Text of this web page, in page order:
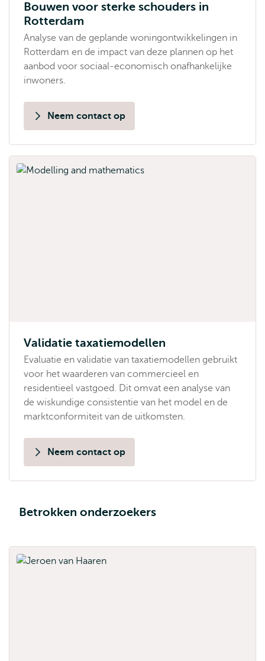
Bouwen voor sterke schouders in
Rotterdam
Analyse van de geplande woningontwikkelingen in
Rotterdam en de impact van deze plannen op het
aanbod voor sociaal-economisch onafhankelijke
inwoners.
Neem contact op
Validatie taxatiemodellen
Evaluatie en validatie van taxatiemodellen gebruikt
voor het waarderen van commercieel en
residentieel vastgoed. Dit omvat een analyse van
de wiskundige consistentie van het model en de
marktconformiteit van de uitkomsten.
Neem contact op
Betrokken onderzoekers